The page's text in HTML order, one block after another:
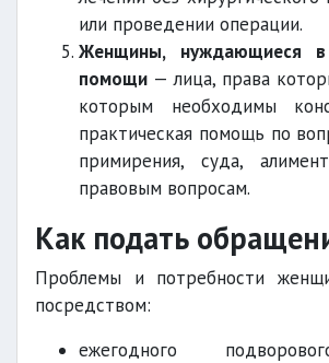
или проведении операции.
Женщины, нуждающиеся в
помощи — лица, права
которым необходимы
практическая помощь по
примирения, суда,
правовым вопросам.
Как подать
Проблемы и потребности
посредством:
ежегодного